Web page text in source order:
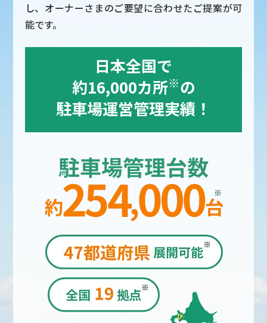
し、オーナーさまのご要望に合わせたご提案が可
能です。
日本全国で
約16,000カ所※の
駐車場運営管理実績！